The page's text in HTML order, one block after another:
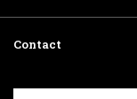
Contact